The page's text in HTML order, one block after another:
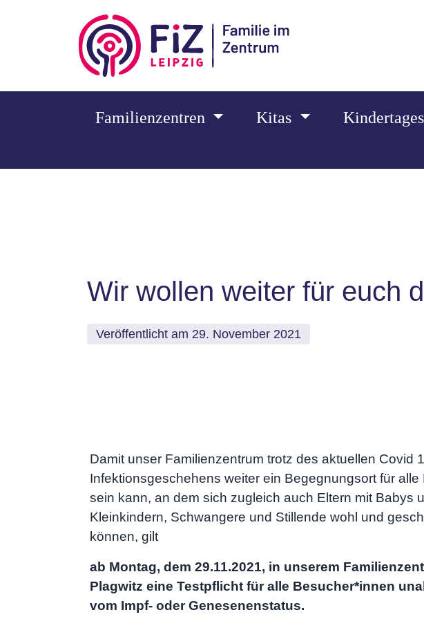
Familienzentren Kitas
Wir wollen weiter für euch
Veröffentlicht am 29. November 2021
Damit unser Familienzentrum trotz des aktuellen Covid
Infektionsgeschehens weiter ein Begegnungsort für alle
sein kann, an dem sich zugleich auch Eltern mit Babys
Kleinkindern, Schwangere und Stillende wohl und
können, gilt
ab Montag, dem 29.11.2021, in unserem
Plagwitz eine Testpflicht für alle Besucher*innen
vom Impf- oder Genesenenstatus.